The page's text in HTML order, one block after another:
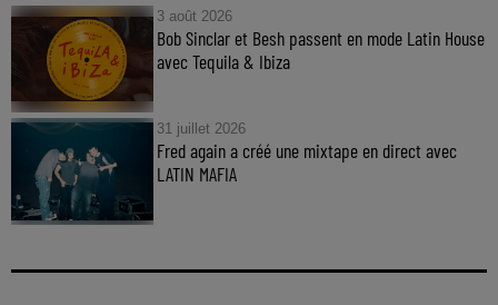
3 août 2026
Bob Sinclar et Besh passent en mode Latin House
avec Tequila & Ibiza
31 juillet 2026
Fred again a créé une mixtape en direct avec
LATIN MAFIA